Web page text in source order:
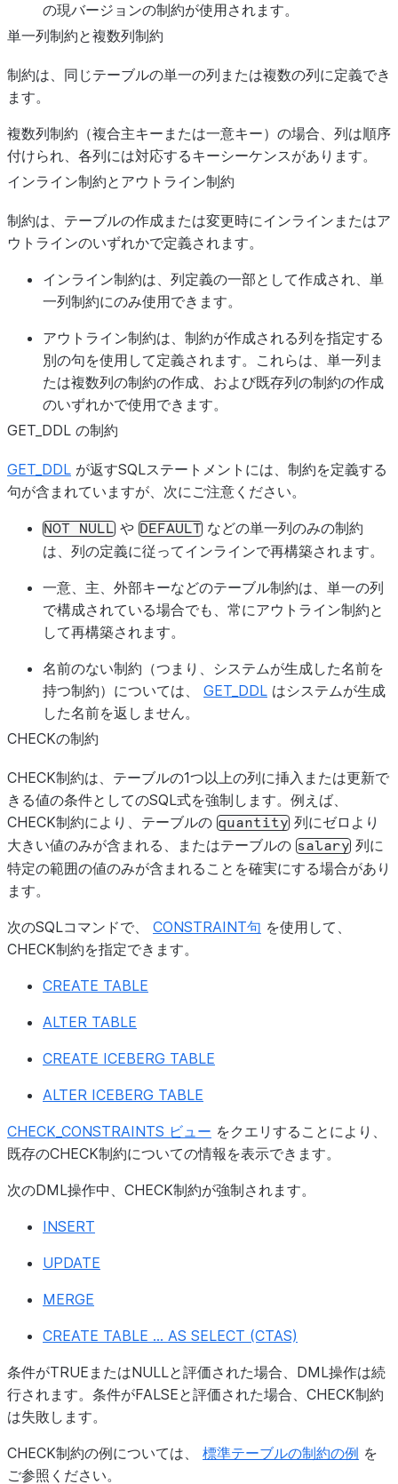
の現バージョンの制約が使用されます。
単一列制約と複数列制約
制約は、同じテーブルの単一の列または複数の列に定義でき
ます。
複数列制約（複合主キーまたは一意キー）の場合、列は順序
付けられ、各列には対応するキーシーケンスがあります。
インライン制約とアウトライン制約
制約は、テーブルの作成または変更時にインラインまたはア
ウトラインのいずれかで定義されます。
インライン制約は、列定義の一部として作成され、単
一列制約にのみ使用できます。
アウトライン制約は、制約が作成される列を指定する
別の句を使用して定義されます。これらは、単一列ま
たは複数列の制約の作成、および既存列の制約の作成
のいずれかで使用できます。
GET_DDL の制約
GET_DDL が返すSQLステートメントには、制約を定義する
句が含まれていますが、次にご注意ください。
NOT NULL や DEFAULT などの単一列のみの制約
は、列の定義に従ってインラインで再構築されます。
一意、主、外部キーなどのテーブル制約は、単一の列
で構成されている場合でも、常にアウトライン制約と
して再構築されます。
名前のない制約（つまり、システムが生成した名前を
持つ制約）については、 GET_DDL はシステムが生成
した名前を返しません。
CHECKの制約
CHECK制約は、テーブルの1つ以上の列に挿入または更新で
きる値の条件としてのSQL式を強制します。例えば、
CHECK制約により、テーブルの quantity 列にゼロより
大きい値のみが含まれる、またはテーブルの salary 列に
特定の範囲の値のみが含まれることを確実にする場合があり
ます。
次のSQLコマンドで、 CONSTRAINT句 を使用して、
CHECK制約を指定できます。
CREATE TABLE
ALTER TABLE
CREATE ICEBERG TABLE
ALTER ICEBERG TABLE
CHECK_CONSTRAINTS ビュー をクエリすることにより、
既存のCHECK制約についての情報を表示できます。
次のDML操作中、CHECK制約が強制されます。
INSERT
UPDATE
MERGE
CREATE TABLE ... AS SELECT (CTAS)
条件がTRUEまたはNULLと評価された場合、DML操作は続
行されます。条件がFALSEと評価された場合、CHECK制約
は失敗します。
CHECK制約の例については、 標準テーブルの制約の例 を
ご参照ください。